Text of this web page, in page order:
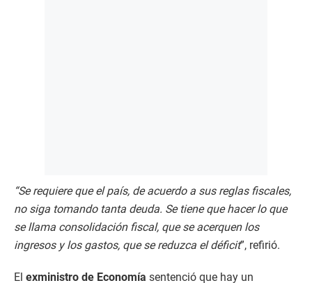
“Se requiere que el país, de acuerdo a sus reglas fiscales,
no siga tomando tanta deuda. Se tiene que hacer lo que
se llama consolidación fiscal, que se acerquen los
ingresos y los gastos, que se reduzca el déficit”, refirió.
El exministro de Economía sentenció que hay un